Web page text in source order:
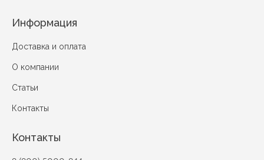
Информация
Доставка и оплата
О компании
Статьи
Контакты
Контакты